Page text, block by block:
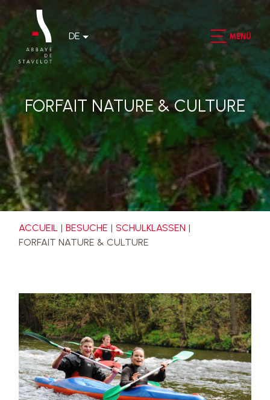
DE MENÜ
FORFAIT NATURE & CULTURE
ACCUEIL BESUCHE
SCHULKLASSEN
FORFAIT NATURE & CULTURE